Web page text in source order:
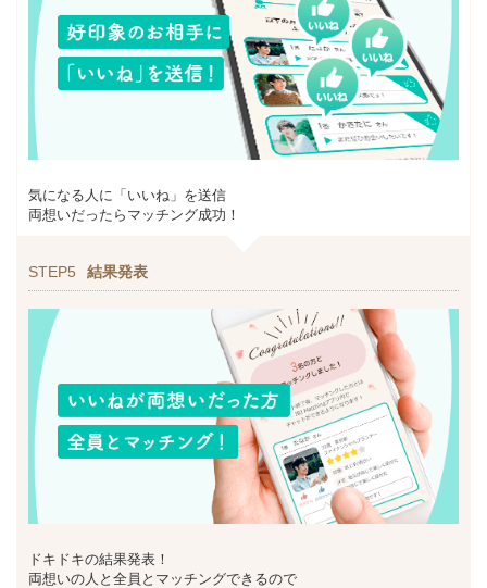
気になる人に「いいね」を送信
両想いだったらマッチング成功！
STEP5 結果発表
ドキドキの結果発表！
両想いの人と全員とマッチングできるので